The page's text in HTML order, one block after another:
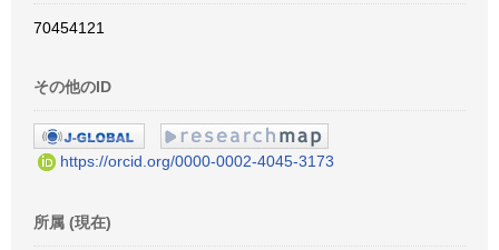
70454121
その他のID
https://orcid.org/0000-0002-4045-3173
所属 (現在)